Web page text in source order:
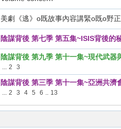
美劇《逃》o既故事內容講緊o既o野
陰謀背後 第七季 第五集~ISIS背後的
陰謀背後 第九季 第十一集~現代武器
... 2 3
陰謀背後 第三季 第十一集~亞洲共濟
... 2 3 4 5 6 .. 13